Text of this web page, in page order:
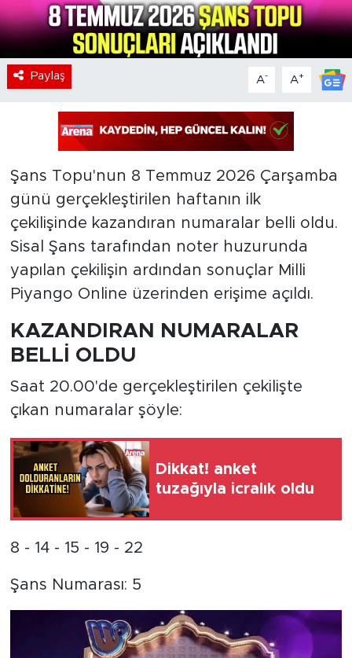
Paylaş A- A+
Şans Topu'nun 8 Temmuz 2026 Çarşamba
günü gerçekleştirilen haftanın ilk
çekilişinde kazandıran numaralar belli oldu.
Sisal Şans tarafından noter huzurunda
yapılan çekilişin ardından sonuçlar Milli
Piyango Online üzerinden erişime açıldı.
KAZANDIRAN NUMARALAR
BELLİ OLDU
Saat 20.00'de gerçekleştirilen çekilişte
çıkan numaralar şöyle:
Dikkat! anket
tuzağıyla icralık oldu
8 - 14 - 15 - 19 - 22
Şans Numarası: 5